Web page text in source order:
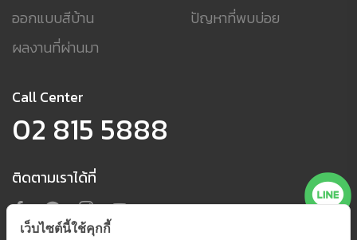
ออกแบบสีบ้าน
ผลงานที่ผ่านมา
ปัญหาที่พบบ่อย
Call Center
02 815 5888
ติดตามเราได้ที่
เว็บไซต์นี้ใช้คุกกี้